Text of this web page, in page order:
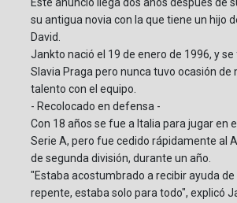
Este anuncio llega dos años después de
su antigua novia con la que tiene un hijo
David.
Jankto nació el 19 de enero de 1996, y se
Slavia Praga pero nunca tuvo ocasión de
talento con el equipo.
- Recolocado en defensa -
Con 18 años se fue a Italia para jugar en
Serie A, pero fue cedido rápidamente al
de segunda división, durante un año.
"Estaba acostumbrado a recibir ayuda de
repente, estaba solo para todo", explicó